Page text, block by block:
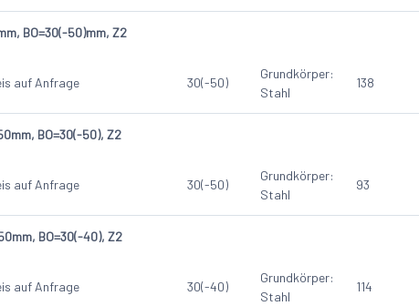
BO=30(-50)mm, Z2
auf Anfrage 30(-50)
Grundkörper:
Stahl
138
BO=30(-50), Z2
auf Anfrage 30(-50)
Grundkörper:
Stahl
93
BO=30(-40), Z2
auf Anfrage 30(-40)
Grundkörper:
Stahl
114